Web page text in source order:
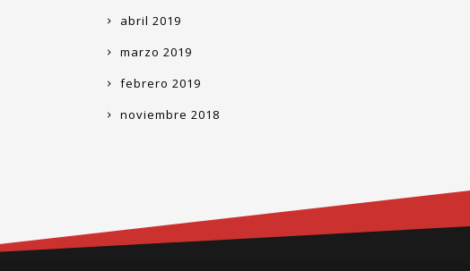
abril 2019
marzo 2019
febrero 2019
noviembre 2018